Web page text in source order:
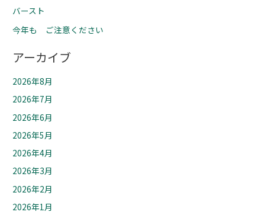
バースト
今年も ご注意ください
アーカイブ
2026年8月
2026年7月
2026年6月
2026年5月
2026年4月
2026年3月
2026年2月
2026年1月